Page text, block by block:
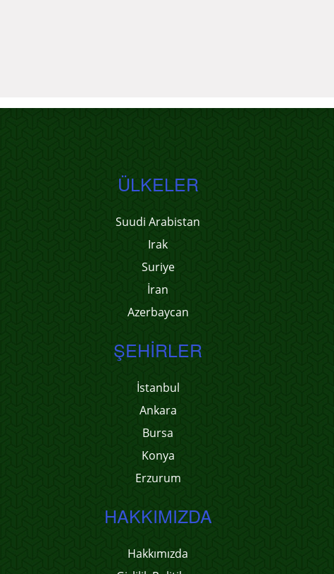
ÜLKELER
Suudi Arabistan
Irak
Suriye
İran
Azerbaycan
ŞEHIRLER
İstanbul
Ankara
Bursa
Konya
Erzurum
HAKKIMIZDA
Hakkımızda